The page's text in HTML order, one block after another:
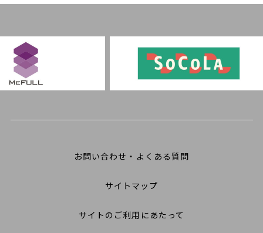
お問い合わせ・よくある質問
サイトマップ
サイトのご利用にあたって